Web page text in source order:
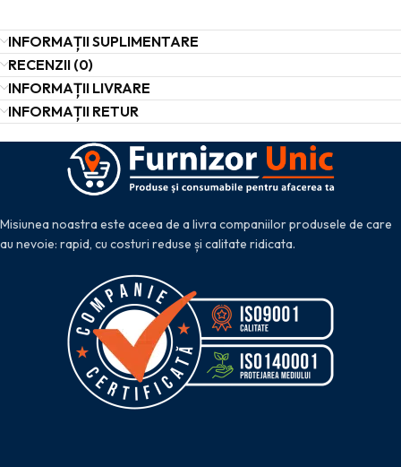
INFORMAȚII SUPLIMENTARE
RECENZII (0)
INFORMAȚII LIVRARE
INFORMAȚII RETUR
Misiunea noastra este aceea de a livra companiilor produsele de care
au nevoie: rapid, cu costuri reduse și calitate ridicata.